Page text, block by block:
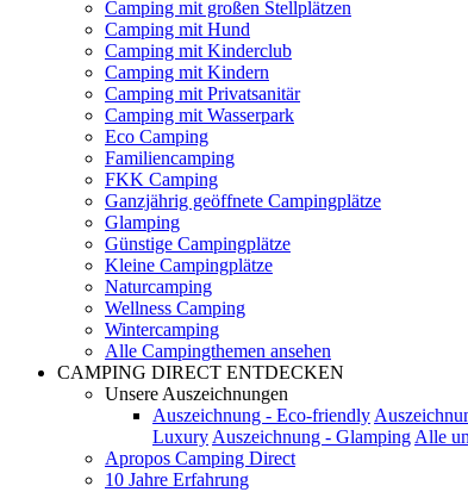
Camping mit großen Stellplätzen
Camping mit Hund
Camping mit Kinderclub
Camping mit Kindern
Camping mit Privatsanitär
Camping mit Wasserpark
Eco Camping
Familiencamping
FKK Camping
Ganzjährig geöffnete Campingplätze
Glamping
Günstige Campingplätze
Kleine Campingplätze
Naturcamping
Wellness Camping
Wintercamping
Alle Campingthemen ansehen
CAMPING DIRECT ENTDECKEN
Unsere Auszeichnungen
Auszeichnung - Eco-friendly
Luxury Auszeichnung - Glamping Alle
Apropos Camping Direct
10 Jahre Erfahrung